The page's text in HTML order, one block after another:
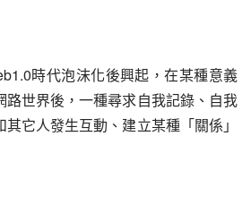
時代泡沫化後興起，在某種意義
路世界後，一種尋求自我記錄、自我
它人發生互動、建立某種「關係」